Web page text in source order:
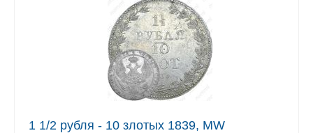
1 1/2 рубля - 10 злотых 1839, MW